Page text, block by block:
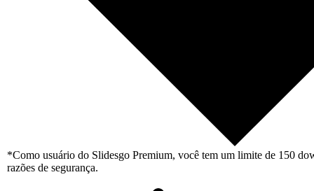
*Como usuário do Slidesgo Premium, você tem um limite de 150
razões de segurança.